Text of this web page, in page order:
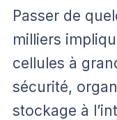
Passer de
milliers
cellules à
sécurité,
stockage à